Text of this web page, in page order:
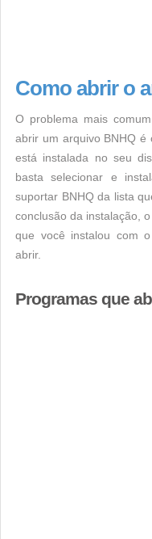
Como abrir o
O problema mais
abrir um arquivo BNHQ é
está instalada no seu
basta selecionar e
suportar BNHQ da lista
conclusão da instalação,
que você instalou com
abrir.
Programas que